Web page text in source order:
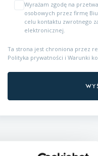
Wyrażam zgodę na
osobowych przez firmę
celu kontaktu zwrotnego
elektronicznej.
Ta strona jest chroniona przez
Polityka prywatności i Warunki